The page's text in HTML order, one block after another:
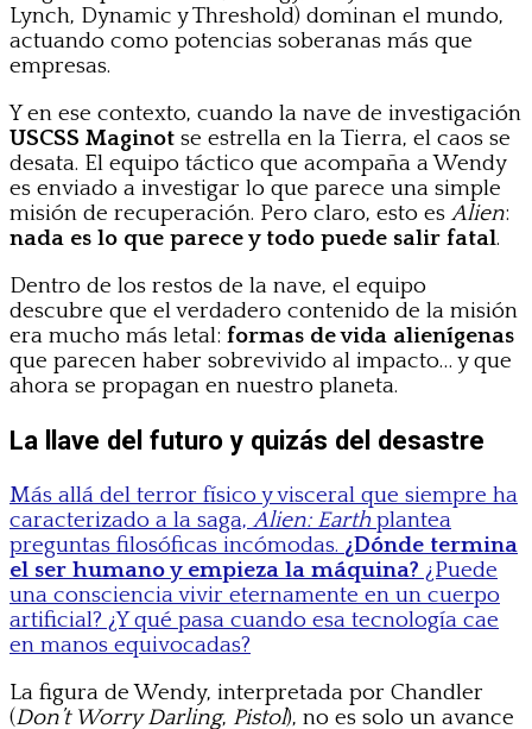
Lynch, Dynamic y Threshold) dominan el mundo,
actuando como potencias soberanas más que
empresas.
Y en ese contexto, cuando la nave de investigación
USCSS Maginot se estrella en la Tierra, el caos se
desata. El equipo táctico que acompaña a Wendy
es enviado a investigar lo que parece una simple
misión de recuperación. Pero claro, esto esAlien:
nada es lo que parece y todo puede salir fatal.
Dentro de los restos de la nave, el equipo
descubre que el verdadero contenido de la misión
era mucho más letal: formas de vida alienígenas
que parecen haber sobrevivido al impacto… y que
ahora se propagan en nuestro planeta.
La llave del futuro y quizás del desastre
Más allá del terror físico y visceral que siempre ha
caracterizado a la saga,Alien: Earthplantea
preguntas filosóficas incómodas. ¿Dónde termina
el ser humano y empieza la máquina? ¿Puede
una consciencia vivir eternamente en un cuerpo
artificial? ¿Y qué pasa cuando esa tecnología cae
en manos equivocadas?
La figura de Wendy, interpretada por Chandler
(Don’t Worry Darling, Pistol), no es solo un avance